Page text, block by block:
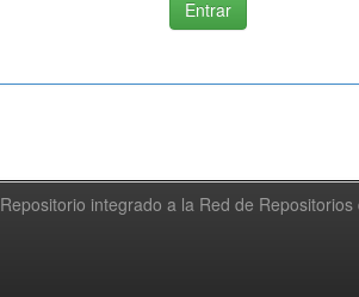
Repositorio integrado a la Red de